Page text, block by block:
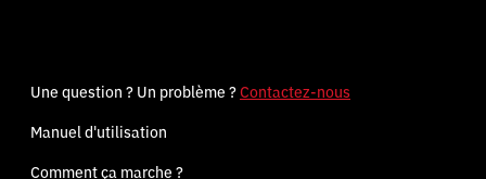
Une question ? Un problème ?Contactez-nous
Manuel d'utilisation
Comment ça marche ?